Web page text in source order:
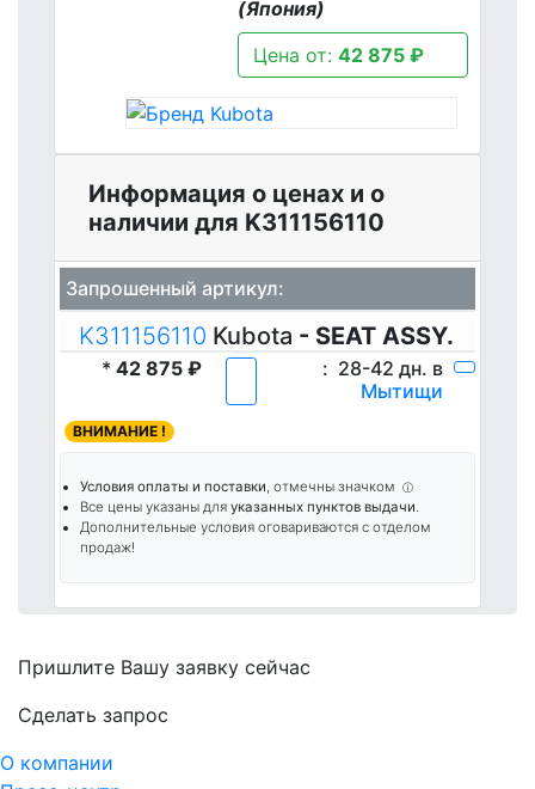
(Япония)
Цена от: 42 875 ₽
Информация о ценах и о
наличии для K311156110
Запрошенный артикул:
K311156110 Kubota - SEAT ASSY.
* 42 875 ₽ : 28-42 дн. в
Мытищи
ВНИМАНИЕ !
Условия оплаты и поставки, отмечны значком ⓘ
Все цены указаны для указанных пунктов выдачи.
Дополнительные условия оговариваются с отделом
продаж!
Пришлите Вашу заявку сейчас
Cделать запрос
О компании